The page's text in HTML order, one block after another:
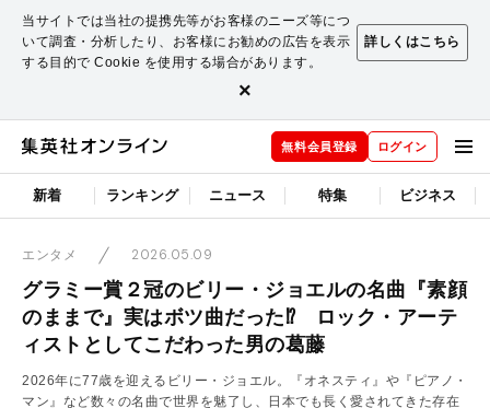
当サイトでは当社の提携先等がお客様のニーズ等につ
いて調査・分析したり、お客様にお勧めの広告を表示
する目的で Cookie を使用する場合があります。
詳しくはこちら
×
無料会員登録 ログイン
新着 ランキング ニュース 特集 ビジネス
エンタメ 2026.05.09
グラミー賞２冠のビリー・ジョエルの名曲『素顔
のままで』実はボツ曲だった⁉︎ ロック・アーテ
ィストとしてこだわった男の葛藤
2026年に77歳を迎えるビリー・ジョエル。『オネスティ』や『ピアノ・
マン』など数々の名曲で世界を魅了し、日本でも長く愛されてきた存在